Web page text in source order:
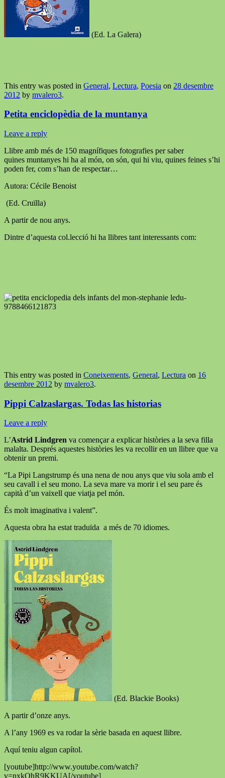
(Ed. La Galera)
This entry was posted in General, Lectura, Poesia on 28 desembre
2012 by mvalero3.
Petita enciclopèdia de la muntanya
Leave a reply
Llibre amb més de 150 magnífiques fotografies per saber
quines muntanyes hi ha al món, on són, qui hi viu, quines feines s’hi
poden fer, com s’han de respectar…
Autora: Cécile Benoist
(Ed. Cruïlla)
A partir de nou anys.
Dintre d’aquesta col.lecció hi ha llibres tant interessants com:
This entry was posted in Coneixements, General, Lectura on 16
desembre 2012 by mvalero3.
Pippi Calzaslargas. Todas las historias
Leave a reply
L’Astrid Lindgren va començar a explicar històries a la seva filla
malalta. Després aquestes històries les va recollir en un llibre que va
obtenir un premi.
“La Pipi Langstrump és una nena de nou anys que viu sola amb el
seu cavall i el seu mono. La seva mare va morir i el seu pare és
capità d’un vaixell que viatja pel món.
És molt imaginativa i valent”.
Aquesta obra ha estat traduïda a més de 70 idiomes.
(Ed. Blackie Books)
A partir d’onze anys.
A l’any 1969 es va rodar la sèrie basada en aquest llibre.
Aquí teniu algun capítol.
[youtube]http://www.youtube.com/watch?
v=nxkQhR9KKUA[/youtube]